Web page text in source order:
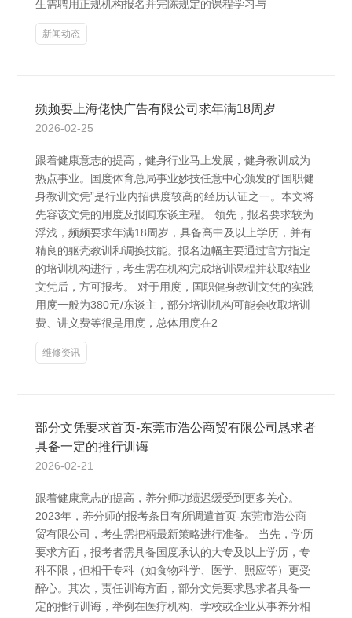
生需聘用正规机构报名并完陈规定的课程学习与
新闻动态
频频要上海佬快广告有限公司求年满18周岁
2026-02-25
跟着健康意志的提高，健身行业马上发展，健身教训成为
热点事业。国度体育总局事业妙技任意中心颁发的“国职健
身教训文凭”是行业内招供度较高的经历认证之一。本文将
先容该文凭的用度及报闻东谈主程。 领先，报名要求较为
浮浅，频频要求年满18周岁，具备高中及以上学历，并有
精良的躯壳教训和调换技能。报名边幅主要通过官方指定
的培训机构进行，考生需在机构完成培训课程并获取结业
文凭后，方可报考。 对于用度，国职健身教训文凭的实践
用度一般为380元/东谈主，部分培训机构可能会收取培训
费、讲义费等很是用度，总体用度在2
维修资讯
部分文凭要求首页-东莞市浩公商贸有限公司恳求者
具备一定的推行训诲
2026-02-21
跟着健康意志的提高，养分师功绩迟缓受到更多关心。
2023年，养分师的报考条目有所调遣首页-东莞市浩公商
贸有限公司，考生需把柄最新策略进行准备。 当先，学历
要求方面，报考者需具备国度承认的大专及以上学历，专
科不限，但相干专科（如食物科学、医学、照应等）更受
醉心。其次，责任训诲方面，部分文凭要求恳求者具备一
定的推行训诲，举例在医疗机构、学校或企业从事养分相